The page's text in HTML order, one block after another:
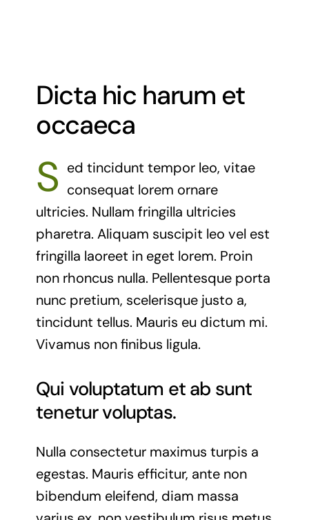
Dicta hic harum et
occaeca
S ed tincidunt tempor leo, vitae
consequat lorem ornare
ultricies. Nullam fringilla ultricies
pharetra. Aliquam suscipit leo vel est
fringilla laoreet in eget lorem. Proin
non rhoncus nulla. Pellentesque porta
nunc pretium, scelerisque justo a,
tincidunt tellus. Mauris eu dictum mi.
Vivamus non finibus ligula.
Qui voluptatum et ab sunt
tenetur voluptas.
Nulla consectetur maximus turpis a
egestas. Mauris efficitur, ante non
bibendum eleifend, diam massa